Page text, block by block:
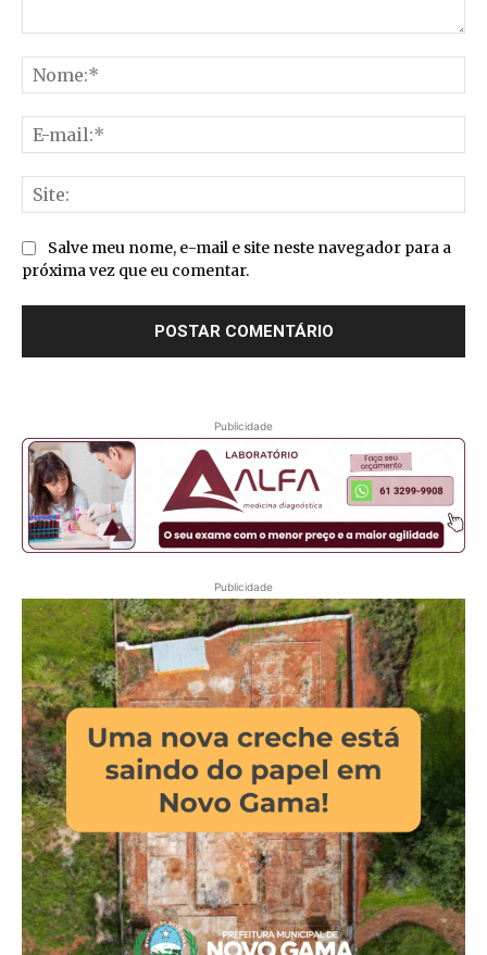
Salve meu nome, e-mail e site neste navegador para a
próxima vez que eu comentar.
Publicidade
Publicidade